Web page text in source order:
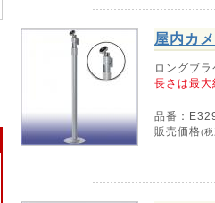
屋内カ
ロングブ
長さは最
品番：
販売価格(